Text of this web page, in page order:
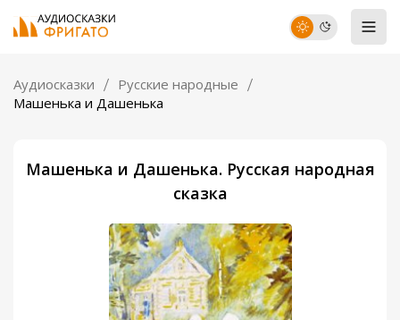
Аудиосказки
Русские народные
Машенька и Дашенька
Машенька и Дашенька. Русская народная
сказка